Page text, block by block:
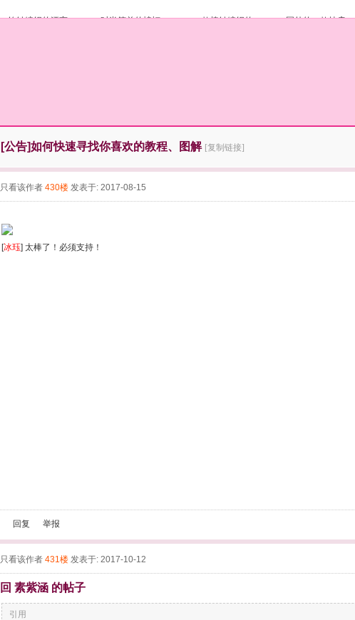
钩针编织的漂亮 时尚简单的蝙蝠 一款棒针编织的 国外的一款披肩
[公告]如何快速寻找你喜欢的教程、图解 [复制链接]
只看该作者 430楼 发表于: 2017-08-15
[冰珏] 太棒了！必须支持！
回复 举报
只看该作者 431楼 发表于: 2017-10-12
回 素紫涵 的帖子
引用